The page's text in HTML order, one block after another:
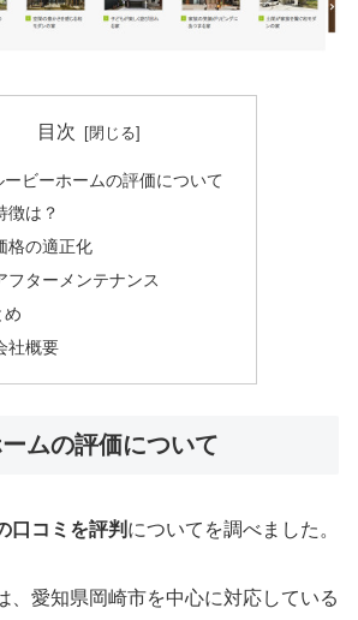
目次
ービーホームの評価について
徴は？
格の適正化
フターメンテナンス
め
社概要
ムの評価について
口コミを評判 についてを調べました。
、愛知県岡崎市を中心に対応している